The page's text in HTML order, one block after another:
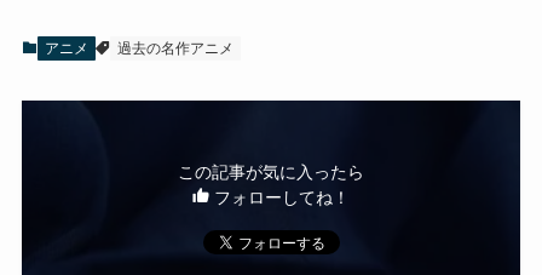
アニメ 過去の名作アニメ
この記事が気に入ったら
フォローしてね！